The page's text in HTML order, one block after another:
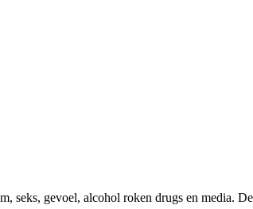
gevoel, alcohol roken drugs en media.